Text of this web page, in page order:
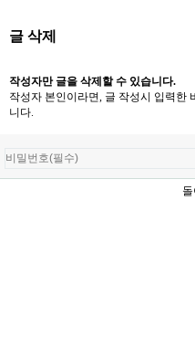
글 삭제
작성자만 글을 삭제할 수 있습니다.
작성자 본인이라면, 글 작성시 입력한
니다.
돌